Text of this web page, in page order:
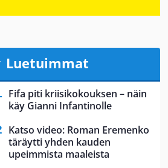
Luetuimmat
Fifa piti kriisikokouksen – näin
käy Gianni Infantinolle
Katso video: Roman Eremenko
täräytti yhden kauden
upeimmista maaleista